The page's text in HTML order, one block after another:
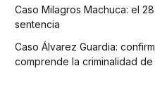
Caso Milagros Machuca: el
sentencia
Caso Álvarez Guardia:
comprende la criminalidad de